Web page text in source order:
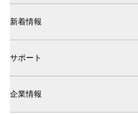
新着情報
サポート
企業情報